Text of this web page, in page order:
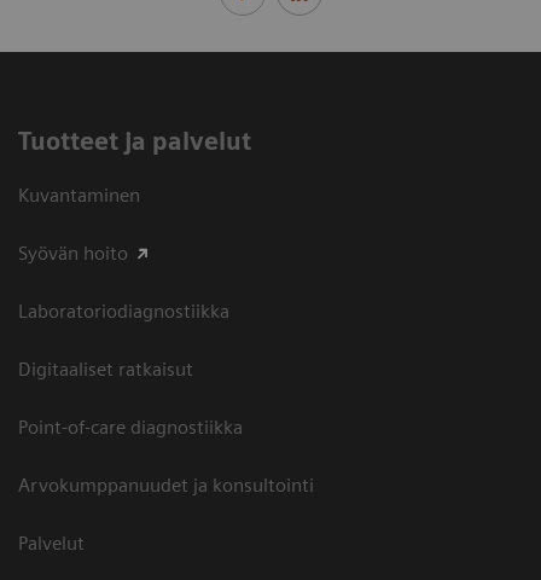
Tuotteet ja palvelut
Kuvantaminen
Syövän hoito
Laboratoriodiagnostiikka
Digitaaliset ratkaisut
Point-of-care diagnostiikka
Arvokumppanuudet ja konsultointi
Palvelut